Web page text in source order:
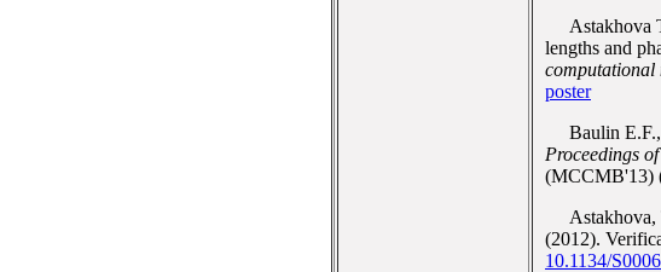
Astakhova
lengths and
poster
Baulin
Proceedings
(MCCMB'13)
(2012).
10.1134/